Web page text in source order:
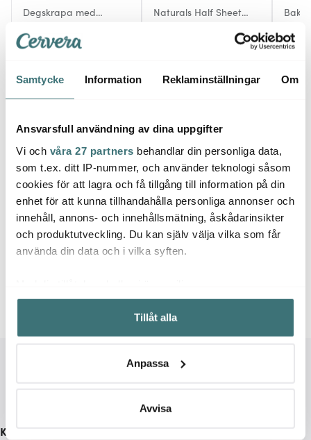
Samtycke Information Reklaminställningar Om
Ansvarsfull användning av dina uppgifter
Vi och våra 27 partners behandlar din personliga data,
som t.ex. ditt IP-nummer, och använder teknologi såsom
cookies för att lagra och få tillgång till information på din
enhet för att kunna tillhandahålla personliga annonser och
innehåll, annons- och innehållsmätning, åskådarinsikter
och produktutveckling. Du kan själv välja vilka som får
använda din data och i vilka syften.
Samla in information om din geografiska plats som
kan ha en noggrannhet på upp till flera meter
Identifiera din enhet genom att aktivt skanna den för
Ta reda på mer om hur dina personliga uppgifter
Du kan ändra eller dra tillbaka ditt samtycke när som
Tillåt alla
Anpassa
Avvisa
Degskrapa med
179 kr
Naturals Half Sheet
519
Låt dig inspireras av våra kunder
Relaterade sidor
Kundservice